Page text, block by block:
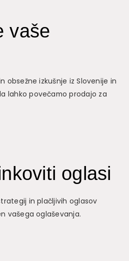
vaše
obsežne izkušnje iz Slovenije in
lahko povečamo prodajo za
oglasi
in plačljivih oglasov
vašega oglaševanja.